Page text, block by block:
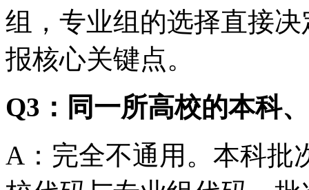
组，专业组的选择直接
报核心关键点。
Q3：同一所高校的本科
A：完全不通用。本科批